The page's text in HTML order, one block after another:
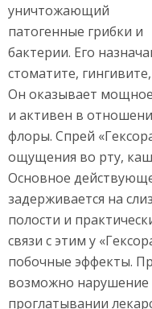
уничтожающий
патогенные грибки и
бактерии. Его
стоматите,
Он оказывает
и активен в
флоры. Спрей
ощущения во рту,
Основное
задерживается на
полости и
связи с этим у
побочные эффекты.
возможно
проглатывании